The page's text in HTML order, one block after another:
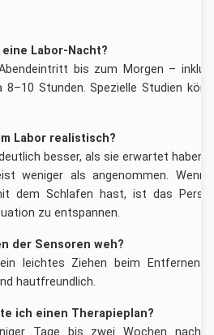
Labor-Nacht?
bis zum Morgen –
8–10 Stunden. Spezielle Studien
Labor realistisch?
besser, als sie erwartet haben.
weniger als angenommen. Wenn
dem Schlafen hast, ist das
zu entspannen.
der Sensoren weh?
leichtes Ziehen beim Entfernen.
hautfreundlich.
ich einen Therapieplan?
Tage bis zwei Wochen nach